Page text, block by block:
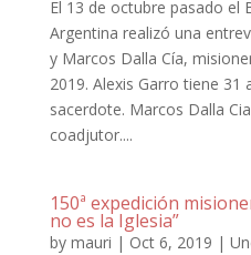
El 13 de octubre pasado el
Argentina realizó una
y Marcos Dalla Cía,
2019. Alexis Garro tiene 31
sacerdote. Marcos Dalla
coadjutor....
150ª expedición
no es la Iglesia”
by mauri | Oct 6, 2019 |